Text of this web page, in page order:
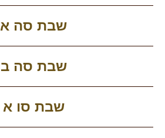
שבת סה א
שבת סה ב
שבת סו א